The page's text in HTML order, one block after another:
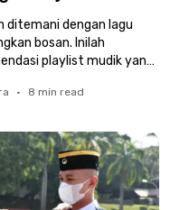
Berikut Ini!
ditemani dengan lagu
bosan. Inilah
playlist mudik yang
• 8 min read